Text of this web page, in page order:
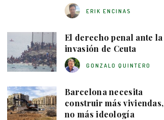
ERIK ENCINAS
El derecho penal ante la
invasión de Ceuta
GONZALO QUINTERO
Barcelona necesita
construir más viviendas,
no más ideología